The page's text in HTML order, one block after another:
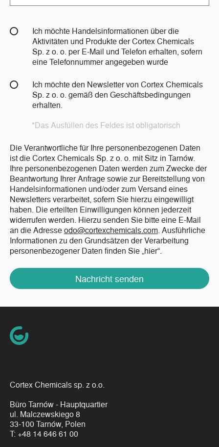
Ich möchte Handelsinformationen über die
Aktivitäten und Produkte der Cortex Chemicals
Sp. z o. o. per E-Mail und Telefon erhalten, sofern
eine Telefonnummer angegeben wurde
Ich möchte den Newsletter von Cortex Chemicals
Sp. z o. o. gemäß den Geschäftsbedingungen
erhalten.
*Das Ausfüllen des Feldes ist obligatorisch
Die Verantwortliche für Ihre personenbezogenen Daten
ist die Cortex Chemicals Sp. z o. o. mit Sitz in Tarnów.
Ihre personenbezogenen Daten werden zum Zwecke der
Beantwortung Ihrer Anfrage sowie zur Bereitstellung von
Handelsinformationen und/oder zum Versand eines
Newsletters verarbeitet, sofern Sie hierzu eingewilligt
haben. Die erteilten Einwilligungen können jederzeit
widerrufen werden. Hierzu senden Sie bitte eine E-Mail
an die Adresseodo@cortexchemicals.com. Ausführliche
Informationen zu den Grundsätzen der Verarbeitung
personenbezogener Daten finden Sie „hier“.
Nachricht senden
Cortex Chemicals sp. z o.o.
Büro Tarnów - Hauptquartier
ul. Malczewskiego 8
33-100 Tarnów, Polen
T: +48 14 646 61 00